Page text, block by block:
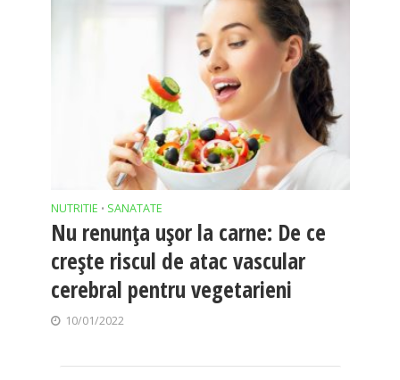
NUTRITIE • SANATATE
Nu renunța ușor la carne: De ce
crește riscul de atac vascular
cerebral pentru vegetarieni
10/01/2022